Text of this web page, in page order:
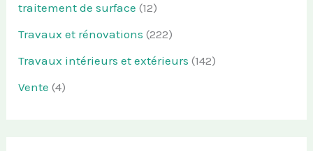
traitement de surface (12)
Travaux et rénovations (222)
Travaux intérieurs et extérieurs (142)
Vente (4)